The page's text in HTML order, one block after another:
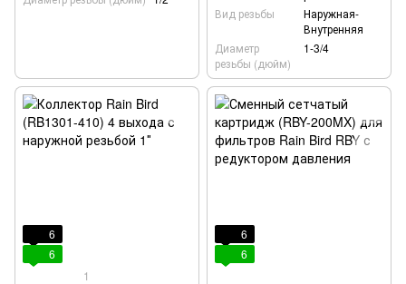
Вид резьбы
Наружная-
Внутренняя
Диаметр
резьбы (дюйм)
1-3/4
6
6
1
6
6